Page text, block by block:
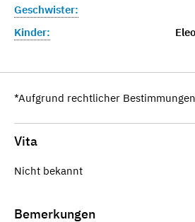
Geschwister:
Kinder:
*Aufgrund rechtlicher
Vita
Nicht bekannt
Bemerkungen